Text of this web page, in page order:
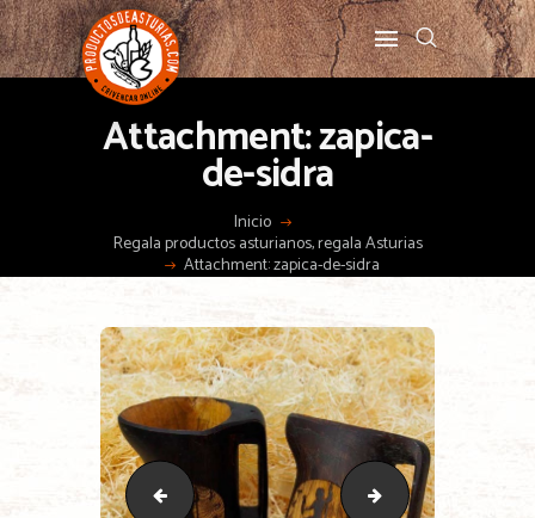
Attachment: zapica-
de-sidra
Inicio
Regala productos asturianos, regala Asturias
Attachment: zapica-de-sidra
madrena-adulto Artesanía Asturiana